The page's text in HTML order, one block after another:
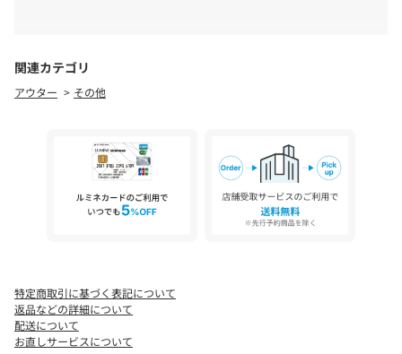
ル加工によるヴィンテージライクな表情感が特徴の素材。
伸縮性：なし
光沢感：ややあり
----------------------------------------------------
【注意事項】
・画像の商品はサンプルです。実際の商品と仕様、加工が若干異
なる場合があります。
また 、パソコンやスマートフォンのモニター環境などにより、色
au WALLET】をお選びいただくことはできません。
定いただくことはできません。
実際の商品と仕様、サイズが若干異なる場合がございま
追加生産商品は、一部の店舗、通販で販売中の場合がござ
います。
納期の違う色・サイズを一緒に購入されますと、納期の遅
い方に合わせての発送となりますので、予めご了承くださ
関連カテゴリ
アウター その他
特定商取引に基づく表記について
返品などの詳細について
配送について
お直しサービスについて